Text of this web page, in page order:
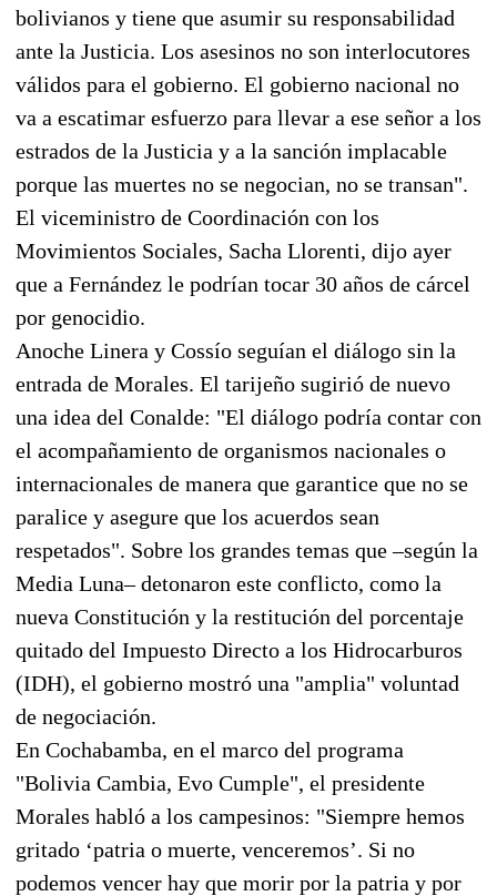
bolivianos y tiene que asumir su responsabilidad
ante la Justicia. Los asesinos no son interlocutores
válidos para el gobierno. El gobierno nacional no
va a escatimar esfuerzo para llevar a ese señor a los
estrados de la Justicia y a la sanción implacable
porque las muertes no se negocian, no se transan".
El viceministro de Coordinación con los
Movimientos Sociales, Sacha Llorenti, dijo ayer
que a Fernández le podrían tocar 30 años de cárcel
por genocidio.
Anoche Linera y Cossío seguían el diálogo sin la
entrada de Morales. El tarijeño sugirió de nuevo
una idea del Conalde: "El diálogo podría contar con
el acompañamiento de organismos nacionales o
internacionales de manera que garantice que no se
paralice y asegure que los acuerdos sean
respetados". Sobre los grandes temas que –según la
Media Luna– detonaron este conflicto, como la
nueva Constitución y la restitución del porcentaje
quitado del Impuesto Directo a los Hidrocarburos
(IDH), el gobierno mostró una "amplia" voluntad
de negociación.
En Cochabamba, en el marco del programa
"Bolivia Cambia, Evo Cumple", el presidente
Morales habló a los campesinos: "Siempre hemos
gritado ‘patria o muerte, venceremos’. Si no
podemos vencer hay que morir por la patria y por